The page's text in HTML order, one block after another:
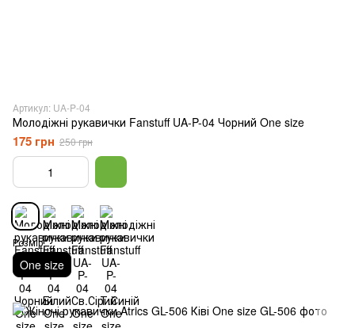
Артикул: UA-P-04
Молодіжні рукавички Fanstuff UA-P-04 Чорний One size
175 грн 250 грн
Розмір
One size